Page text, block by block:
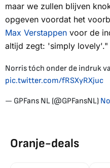
maar we zullen blijven
opgeven voordat het
Max Verstappen voor de
altijd zegt: 'simply lovely'."
Norris tóch onder de indruk
pic.twitter.com/fRSXyRXjuc
— GPFans NL (@GPFansNL)
Oranje-deals